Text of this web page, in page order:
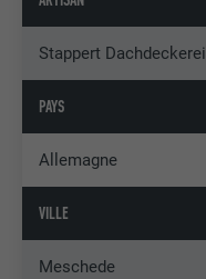
Stappert Dachdeckerei
PAYS
Allemagne
VILLE
Meschede